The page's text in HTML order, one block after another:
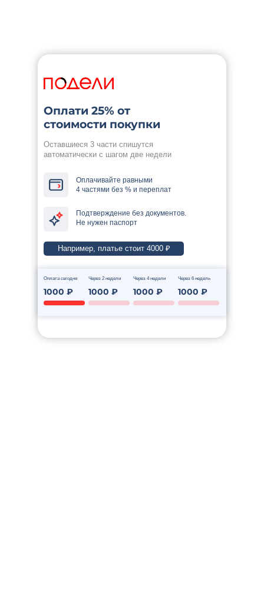
Оплати 25% от
стоимости покупки
Оставшиеся 3 части спишутся
автоматически с шагом две недели
Оплачивайте равными
4 частями без % и переплат
Подтверждение без документов.
Не нужен паспорт
Например, платье стоит 4000 ₽
Оплата сегодня Через 2 недели Через 4 недели Через 6 недель
1000 ₽ 1000 ₽ 1000 ₽ 1000 ₽